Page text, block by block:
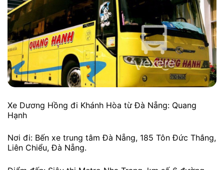
Xe Dương Hồng đi Khánh Hòa từ Đà Nẵng: Quang
Hạnh
Nơi đi: Bến xe trung tâm Đà Nẵng, 185 Tôn Đức Thắng,
Liên Chiểu, Đà Nẵng.